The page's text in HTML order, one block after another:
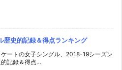
歴史的記録＆得点ランキング
ートの女子シングル、2018-19シーズン
記録＆得点…